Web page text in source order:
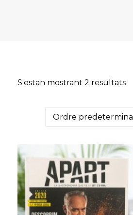
S'estan mostrant 2 resultats